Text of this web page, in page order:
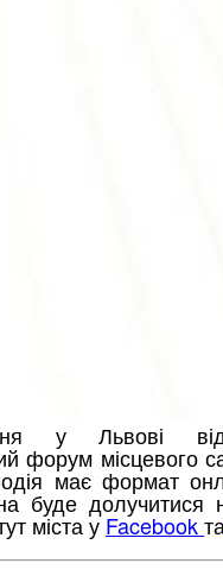
у Львові
форум місцевого
має формат
буде долучитися
міста уFacebook